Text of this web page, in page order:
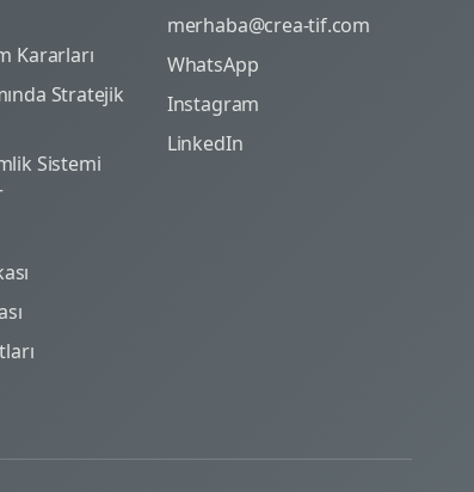
Kararları
Stratejik
Sistemi
merhaba@crea-tif.com
WhatsApp
Instagram
LinkedIn